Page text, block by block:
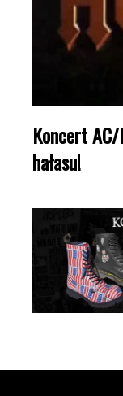
Koncert
hałasu!